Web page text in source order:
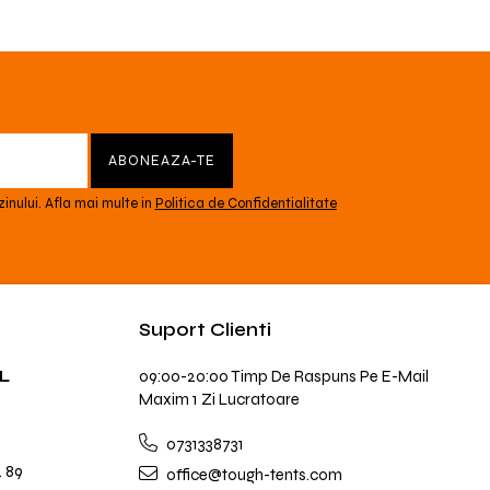
Afla mai multe in Politica de Confidentialitate
89
Suport Clienti
09:00-20:00 Timp De Raspuns Pe E-Mail
Maxim 1 Zi Lucratoare
0731338731
office@tough-tents.com